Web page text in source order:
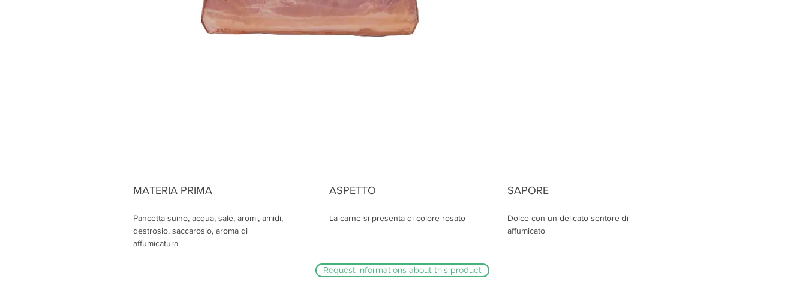
MATERIA PRIMA
Pancetta suino, acqua, sale, aromi, amidi,
destrosio, saccarosio, aroma di
affumicatura
ASPETTO
La carne si presenta di colore rosato
SAPORE
Dolce con un delicato sentore di
affumicato
Request informations about this product